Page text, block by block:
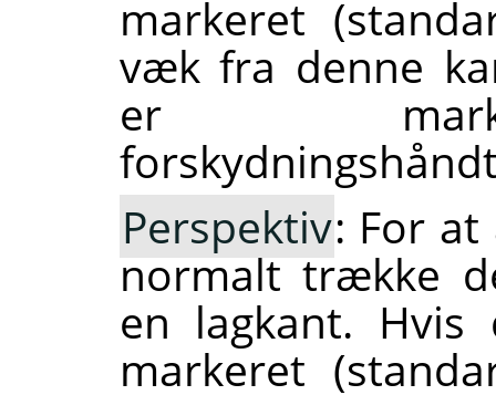
markeret
væk fra denne
er
Perspektiv: For
normalt trække
en lagkant.
markeret